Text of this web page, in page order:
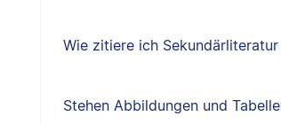
Wie zitiere ich
Stehen Abbildungen und